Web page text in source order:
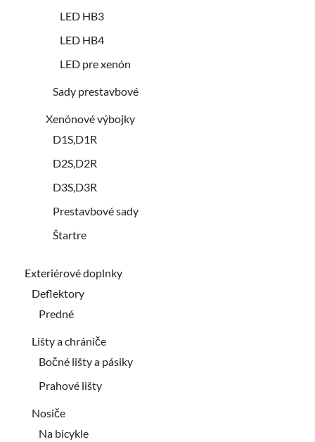
LED HB3
LED HB4
LED pre xenón
Sady prestavbové
Xenónové výbojky
D1S,D1R
D2S,D2R
D3S,D3R
Prestavbové sady
Štartre
Exteriérové doplnky
Deflektory
Predné
Lišty a chrániče
Bočné lišty a pásiky
Prahové lišty
Nosiče
Na bicykle